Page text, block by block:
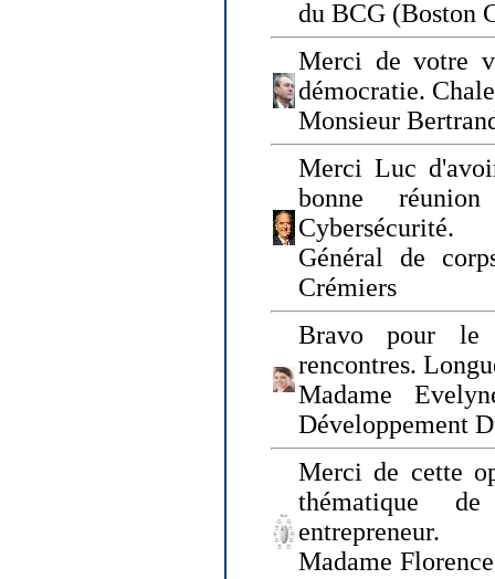
du BCG (Boston
Merci de votre
démocratie.
Monsieur
Merci Luc
bonne
Cybersécurité.
Général de
Crémiers
Bravo pour le
rencontres.
Madame
Développement
Merci de cette
thématique
entrepreneur.
Madame